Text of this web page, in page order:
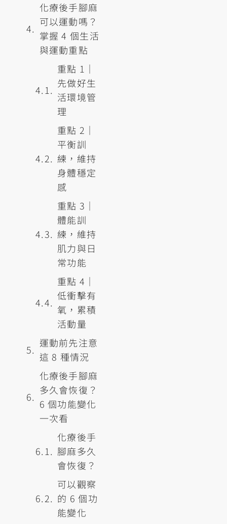
化療後手腳麻
可以運動嗎？
掌握 4 個生活
與運動重點
重點 1｜
先做好生
活環境管
理
重點 2｜
平衡訓
練，維持
身體穩定
感
重點 3｜
體能訓
練，維持
肌力與日
常功能
重點 4｜
低衝擊有
氧，累積
活動量
運動前先注意
這 8 種情況
化療後手腳麻
多久會恢復？
6 個功能變化
一次看
化療後手
腳麻多久
會恢復？
可以觀察
的 6 個功
能變化